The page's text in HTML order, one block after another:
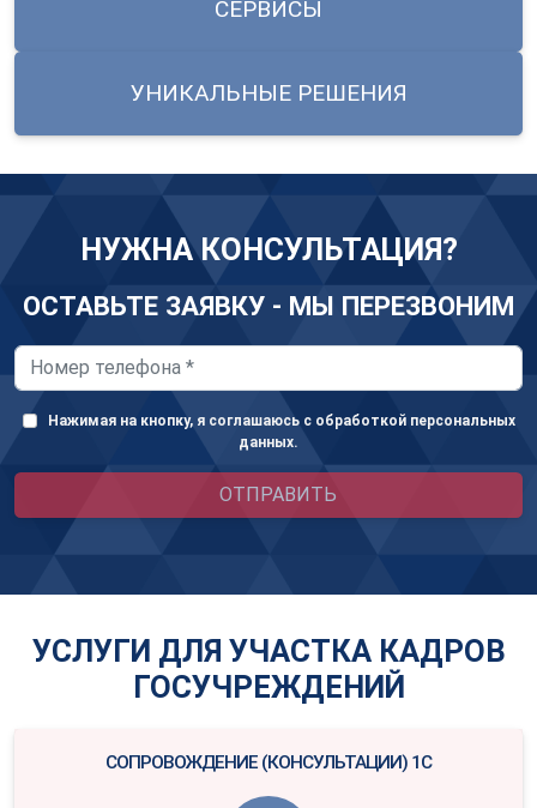
СЕРВИСЫ
УНИКАЛЬНЫЕ РЕШЕНИЯ
НУЖНА КОНСУЛЬТАЦИЯ?
ОСТАВЬТЕ ЗАЯВКУ - МЫ ПЕРЕЗВОНИМ
Нажимая на кнопку, я соглашаюсь с обработкой персональных
данных.
ОТПРАВИТЬ
УСЛУГИ ДЛЯ УЧАСТКА КАДРОВ
ГОСУЧРЕЖДЕНИЙ
СОПРОВОЖДЕНИЕ (КОНСУЛЬТАЦИИ) 1С